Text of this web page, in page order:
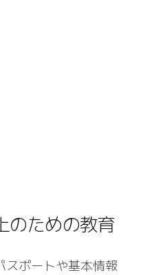
のための教育
スポートや基本情報